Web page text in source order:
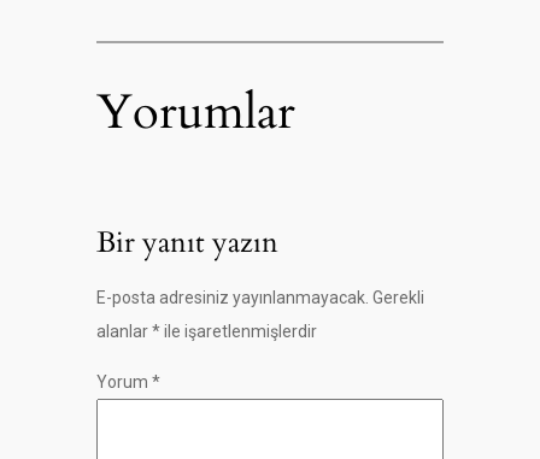
Yorumlar
Bir yanıt yazın
E-posta adresiniz yayınlanmayacak. Gerekli
alanlar*ile işaretlenmişlerdir
Yorum *